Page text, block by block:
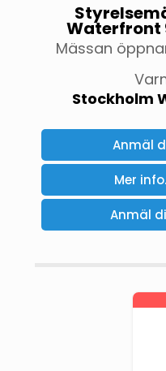
Waterfront
Mässan
Stockholm
Anmäl
Mer
Anmäl